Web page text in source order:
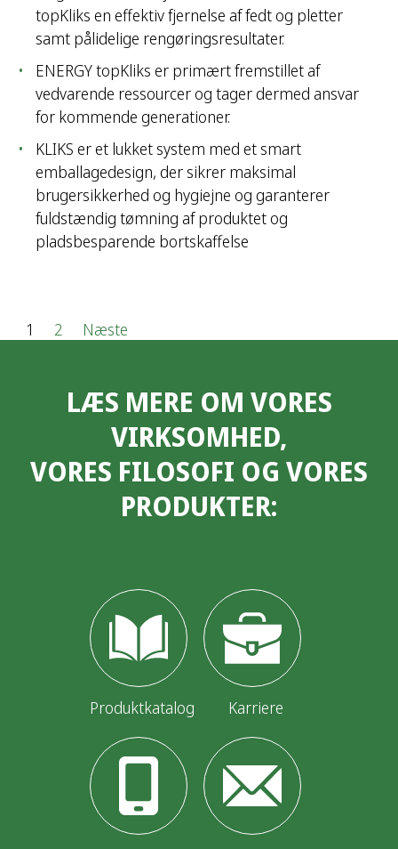
topKliks en effektiv fjernelse af fedt og pletter
samt pålidelige rengøringsresultater.
ENERGY topKliks er primært fremstillet af
vedvarende ressourcer og tager dermed ansvar
for kommende generationer.
KLIKS er et lukket system med et smart
emballagedesign, der sikrer maksimal
brugersikkerhed og hygiejne og garanterer
fuldstændig tømning af produktet og
pladsbesparende bortskaffelse
I
æ
1 2 Næste
LÆS MERE OM VORES
VIRKSOMHED,
VORES FILOSOFI OG VORES
PRODUKTER:
Produktkatalog Karriere